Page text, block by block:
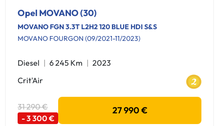
Opel MOVANO (30)
MOVANO FGN 3.3T L2H2 120 BLUE HDI S&S
MOVANO FOURGON (09/2021-11/2023)
Diesel 6 245 Km
2023
Crit'Air
31 290 €
- 3 300 €
27 990 €